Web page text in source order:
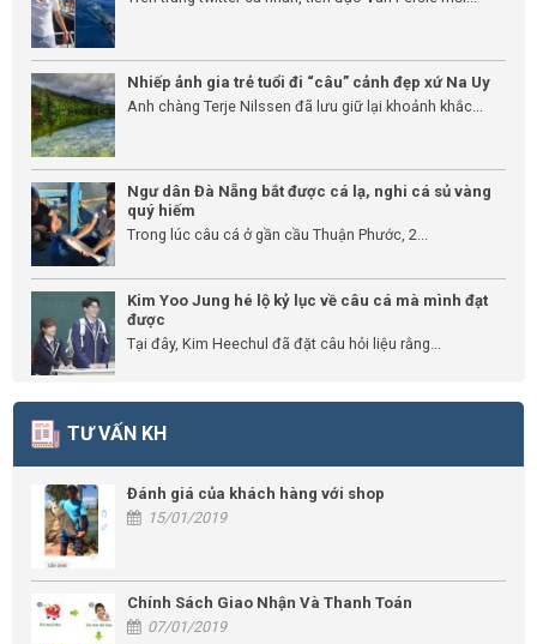
Nhiếp ảnh gia trẻ tuổi đi “câu” cảnh đẹp xứ Na Uy
Anh chàng Terje Nilssen đã lưu giữ lại khoảnh khắc...
Ngư dân Đà Nẵng bắt được cá lạ, nghi cá sủ vàng
quý hiếm
Trong lúc câu cá ở gần cầu Thuận Phước, 2...
Kim Yoo Jung hé lộ kỷ lục về câu cá mà mình đạt
được
Tại đây, Kim Heechul đã đặt câu hỏi liệu rằng...
TƯ VẤN KH
Đánh giá của khách hàng với shop
15/01/2019
Chính Sách Giao Nhận Và Thanh Toán
07/01/2019